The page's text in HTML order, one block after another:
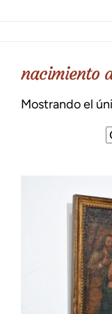
nacimiento
Mostrando el